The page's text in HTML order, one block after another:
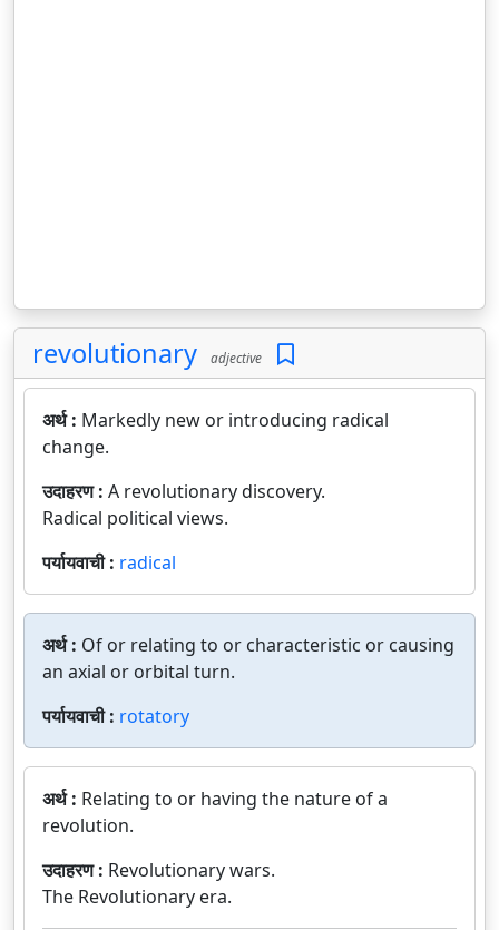
revolutionary adjective
अर्थ : Markedly new or introducing radical
change.
उदाहरण : A revolutionary discovery.
Radical political views.
पर्यायवाची : radical
अर्थ : Of or relating to or characteristic or causing
an axial or orbital turn.
पर्यायवाची : rotatory
अर्थ : Relating to or having the nature of a
revolution.
उदाहरण : Revolutionary wars.
The Revolutionary era.